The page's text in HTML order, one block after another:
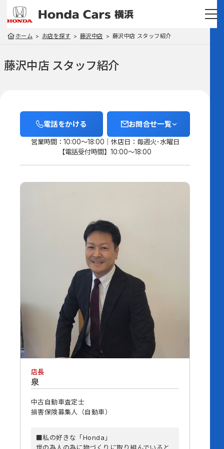
ホーム お店を探す 藤沢中店 藤沢中店 スタッフ紹介
藤沢中店 スタッフ紹介
営業時間：10:00～18:00
休店日：毎週火･水曜日
【電話受付時間】10:00～18:00
電話をかける お問合せ一覧
店長
泉
中古自動車査定士
損害保険募集人（自動車）
■私の好きな「Honda」
世の為人の為に物づくりに取り組んでいると